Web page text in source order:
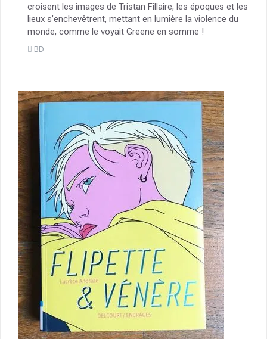
croisent les images de Tristan Fillaire, les époques et les
lieux s’enchevêtrent, mettant en lumière la violence du
monde, comme le voyait Greene en somme !
BD